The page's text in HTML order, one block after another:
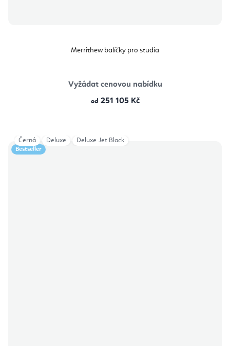
Merrithew balíčky pro studia
Vyžádat cenovou nabídku
od 251 105 Kč
Bestseller
Černá Deluxe Deluxe Jet Black